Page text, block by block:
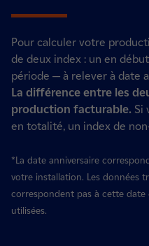
Pour calculer votre
de deux index : un en
période — à relever à date
La différence entre les
production facturable. Si
en totalité, un index de
*La date anniversaire
votre installation. Les données
correspondent pas à cette
utilisées.